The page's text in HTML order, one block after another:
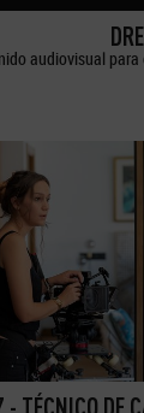
audiovisual para
- TÉCNICO DE